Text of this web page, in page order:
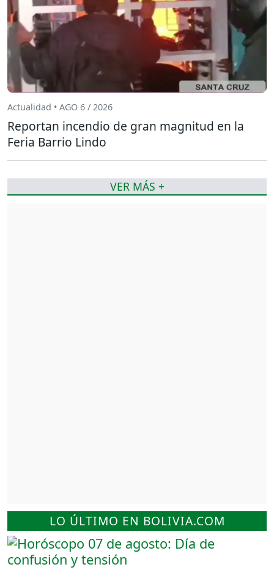
LO ÚLTIMO EN BOLIVIA.COM
Actualidad • AGO 6 / 2026
Reportan incendio de gran magnitud en la
Feria Barrio Lindo
VER MÁS +